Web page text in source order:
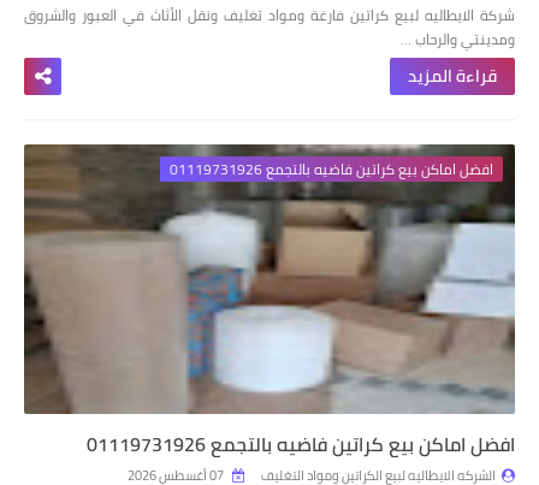
شركة الايطاليه لبيع كراتين فارغة ومواد تغليف ونقل الأثاث في العبور والشروق
ومدينتي والرحاب …
قراءة المزيد
افضل اماكن بيع كراتين فاضيه بالتجمع 01119731926
افضل اماكن بيع كراتين فاضيه بالتجمع 01119731926
الشركه الايطاليه لبيع الكراتين ومواد التغليف